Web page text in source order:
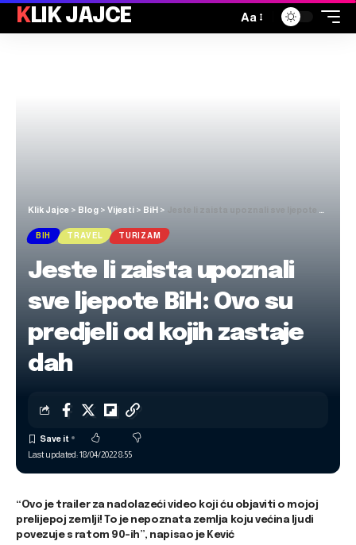
KLIK JAJCE Aa
Klik Jajce > Blog > Vijesti > BiH >
BIH TRAVEL TURIZAM
Jeste li zaista upoznali
sve ljepote BiH: Ovo su
predjeli od kojih zastaje
dah
Last updated: 18/04/2022 8:55
“Ovo je trailer za nadolazeći video koji ću objaviti o mojoj
prelijepoj zemlji! To je nepoznata zemlja koju većina ljudi
povezuje s ratom 90-ih”, napisao je Kević